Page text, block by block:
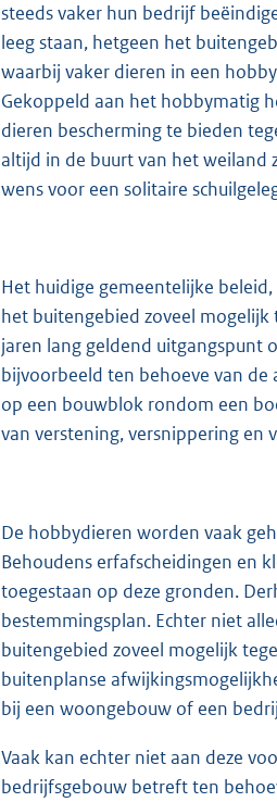
steeds vaker hun bedrijf
leeg staan, hetgeen het
waarbij vaker dieren in een
Gekoppeld aan het hobbymatig
dieren bescherming te bieden
altijd in de buurt van het weiland
wens voor een solitaire
Het huidige gemeentelijke
het buitengebied zoveel
jaren lang geldend uitgangspunt
bijvoorbeeld ten behoeve van de
op een bouwblok rondom een
van verstening, versnippering
De hobbydieren worden vaak
Behoudens erfafscheidingen en
toegestaan op deze gronden.
bestemmingsplan. Echter niet
buitengebied zoveel mogelijk
buitenplanse
bij een woongebouw of een
Vaak kan echter niet aan deze
bedrijfsgebouw betreft ten